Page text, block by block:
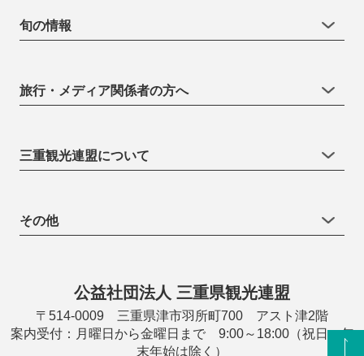
旬の情報
旅行・メディア関係者の方へ
三重観光連盟について
その他
公益社団法人 三重県観光連盟
〒514-0009 三重県津市羽所町700 アスト津2階
案内受付：月曜日から金曜日まで 9:00～18:00（祝日・年
末年始は除く）